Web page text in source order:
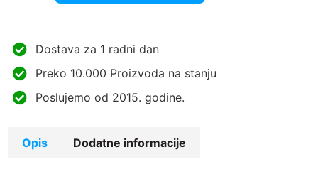
Dostava za 1 radni dan
Preko 10.000 Proizvoda na stanju
Poslujemo od 2015. godine.
Opis Dodatne informacije